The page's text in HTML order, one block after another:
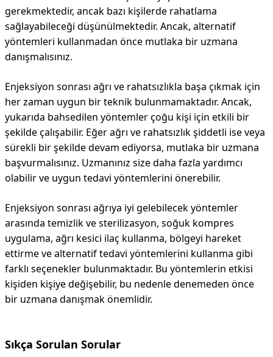
gerekmektedir, ancak bazı kişilerde rahatlama
sağlayabileceği düşünülmektedir. Ancak, alternatif
yöntemleri kullanmadan önce mutlaka bir uzmana
danışmalısınız.
Enjeksiyon sonrası ağrı ve rahatsızlıkla başa çıkmak için
her zaman uygun bir teknik bulunmamaktadır. Ancak,
yukarıda bahsedilen yöntemler çoğu kişi için etkili bir
şekilde çalışabilir. Eğer ağrı ve rahatsızlık şiddetli ise veya
sürekli bir şekilde devam ediyorsa, mutlaka bir uzmana
başvurmalısınız. Uzmanınız size daha fazla yardımcı
olabilir ve uygun tedavi yöntemlerini önerebilir.
Enjeksiyon sonrası ağrıya iyi gelebilecek yöntemler
arasında temizlik ve sterilizasyon, soğuk kompres
uygulama, ağrı kesici ilaç kullanma, bölgeyi hareket
ettirme ve alternatif tedavi yöntemlerini kullanma gibi
farklı seçenekler bulunmaktadır. Bu yöntemlerin etkisi
kişiden kişiye değişebilir, bu nedenle denemeden önce
bir uzmana danışmak önemlidir.
Sıkça Sorulan Sorular